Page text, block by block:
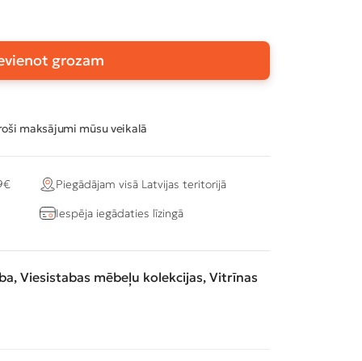
grozam
maksājumi mūsu veikalā
Piegādājam visā Latvijas teritorijā
Iespēja iegādaties līzingā
, Viesistabas mēbeļu kolekcijas, Vitrīnas